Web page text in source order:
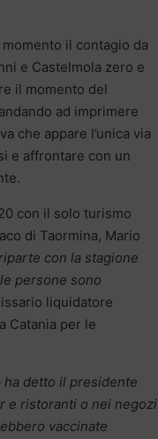
il contagio da
e Castelmola zero e
il momento del
ad imprimere
che appare l’unica via
e affrontare con un
con il solo turismo
di Taormina, Mario
con la stagione
persone sono
liquidatore
Catania per le
ha detto il presidente
e ristoranti o nei negozi
vaccinate